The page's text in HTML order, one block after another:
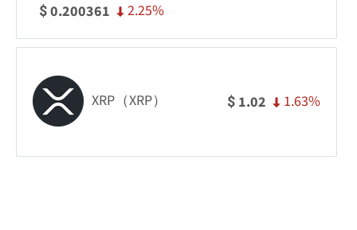
$0.200361 2.25%
XRP（XRP） $ 1.02 1.63%